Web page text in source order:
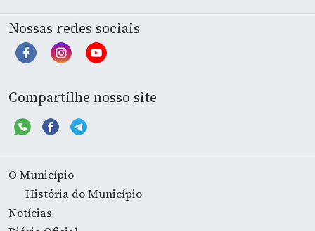
Nossas redes sociais
Compartilhe nosso site
O Município
História do Município
Notícias